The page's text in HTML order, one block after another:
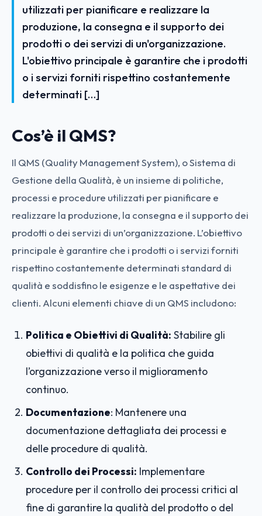
utilizzati per pianificare e realizzare la
produzione, la consegna e il supporto dei
prodotti o dei servizi di un'organizzazione.
L'obiettivo principale è garantire che i prodotti
o i servizi forniti rispettino costantemente
determinati […]
Cos’è il QMS?
Il QMS (Quality Management System), o Sistema di
Gestione della Qualità, è un insieme di politiche,
processi e procedure utilizzati per pianificare e
realizzare la produzione, la consegna e il supporto dei
prodotti o dei servizi di un’organizzazione. L’obiettivo
principale è garantire che i prodotti o i servizi forniti
rispettino costantemente determinati standard di
qualità e soddisfino le esigenze e le aspettative dei
clienti. Alcuni elementi chiave di un QMS includono:
Politica e Obiettivi di Qualità: Stabilire gli
obiettivi di qualità e la politica che guida
l’organizzazione verso il miglioramento
continuo.
Documentazione: Mantenere una
documentazione dettagliata dei processi e
delle procedure di qualità.
Controllo dei Processi: Implementare
procedure per il controllo dei processi critici al
fine di garantire la qualità del prodotto o del